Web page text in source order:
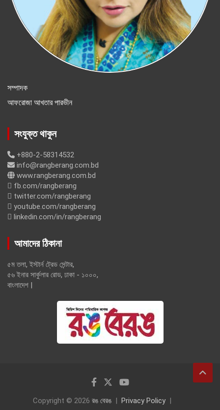
সম্পাদক
আফরোজা আখতার পারভীন
সংযুক্ত থাকুন
+880-2-58314532
info@rangberang.com.bd
www.rangberang.com.bd
fb.com/rangberang
twitter.com/rangberang
youtube.com/rangberang
linkedin.com/in/rangberang
আমাদের ঠিকানা
৫ম তলা, ইস্টার্ন ট্রেড সেন্টার,
৫৬ ইনার সার্কুলার রোড, ঢাকা - ১০০০,
বাংলাদেশ |
Copyright © 2026 রঙ বেরঙ Privacy Policy